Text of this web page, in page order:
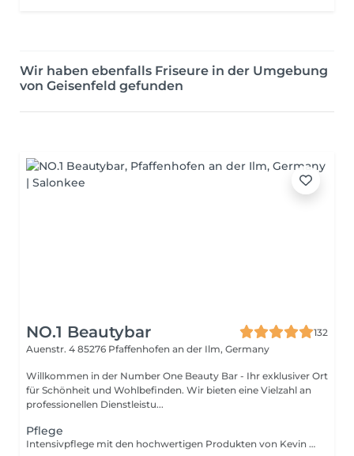
Wir haben ebenfalls Friseure in der Umgebung
von Geisenfeld gefunden
NO.1 Beautybar
132
Auenstr. 4 85276 Pfaffenhofen an der Ilm, Germany
Willkommen in der Number One Beauty Bar - Ihr exklusiver Ort
für Schönheit und Wohlbefinden. Wir bieten eine Vielzahl an
professionellen Dienstleistu...
Pflege
Intensivpflege mit den hochwertigen Produkten von Kevin Murphy. HaarpflegeTipp: Schonend waschen, Hitzeschutz nutzen und passende Heimbehandung nutzen!